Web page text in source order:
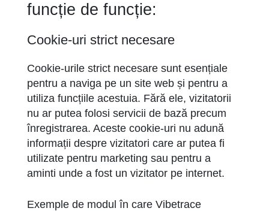
funcție de funcție:
Cookie-uri strict necesare
Cookie-urile strict necesare sunt esențiale
pentru a naviga pe un site web și pentru a
utiliza funcțiile acestuia. Fără ele, vizitatorii
nu ar putea folosi servicii de bază precum
înregistrarea. Aceste cookie-uri nu adună
informații despre vizitatori care ar putea fi
utilizate pentru marketing sau pentru a
aminti unde a fost un vizitator pe internet.
Exemple de modul în care Vibetrace